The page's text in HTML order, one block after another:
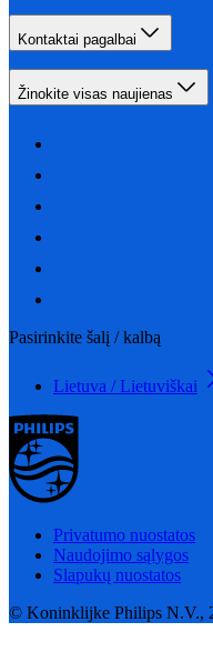
Kontaktai pagalbai
Žinokite visas naujienas
Pasirinkite šalį / kalbą
Lietuva / Lietuviškai
Privatumo nuostatos
Naudojimo sąlygos
Slapukų nuostatos
© Koninklijke Philips N.V.,